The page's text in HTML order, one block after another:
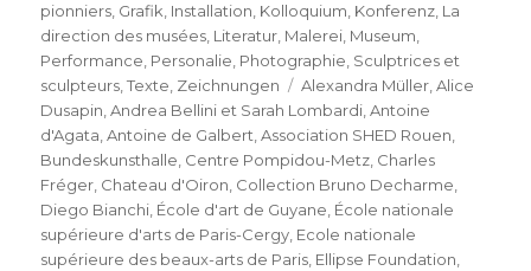
pionniers, Grafik, Installation, Kolloquium, Konferenz, La
direction des musées, Literatur, Malerei, Museum,
Performance, Personalie, Photographie, Sculptrices et
sculpteurs,Texte, Zeichnungen Schlagwörter
Alexandra Müller,Alice
Dusapin,Andrea Bellini et Sarah Lombardi,Antoine
d'Agata,Antoine de Galbert,Association SHED Rouen,
Bundeskunsthalle, Centre Pompidou-Metz, Charles
Fréger, Chateau d'Oiron, Collection Bruno Decharme,
Diego Bianchi, École d'art de Guyane, École nationale
supérieure d'arts de Paris-Cergy, Ecole nationale
supérieure des beaux-arts de Paris, Ellipse Foundation,